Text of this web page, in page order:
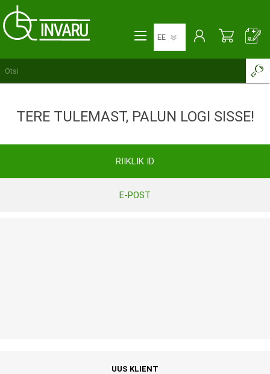
TERE TULEMAST, PALUN LOGI SISSE!
RIIKLIK ID
E-POST
UUS KLIENT